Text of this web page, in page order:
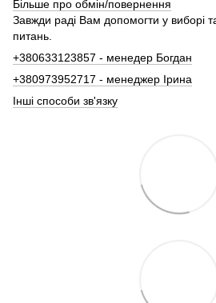
Більше про обмін/повернення
Завжди раді Вам допомогти у виборі
питань.
+380633123857 - менедер Богдан
+380973952717 - менеджер Ірина
Інші способи зв'язку